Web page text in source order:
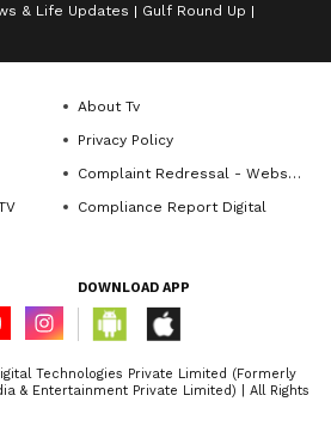
& Life Updates
Gulf Round Up
About Tv
Privacy Policy
Complaint Redressal - Website
Compliance Report Digital
DOWNLOAD APP
Technologies Private Limited (Formerly
& Entertainment Private Limited) | All Rights